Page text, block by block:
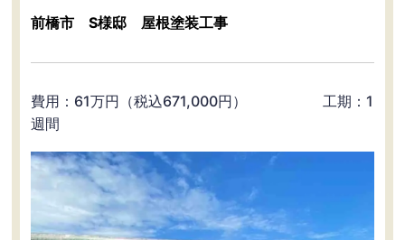
前橋市 S様邸 屋根塗装工事
費用：61万円（税込671,000円） 工期：1
週間